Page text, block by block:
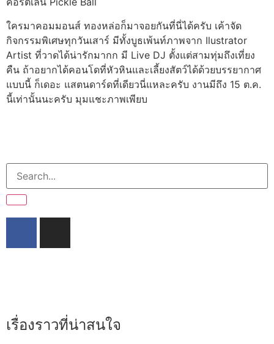
​ใครมาคอมมอนส์ ทองหล่อก็มาจอยกันที่นี่ได้ครับ เค้าจัด
กิจกรรมพิเศษทุกวันเสาร์ มีทั้งบูธเพ้นท์ภาพจาก Ilustrator
Artist ที่วาดได้น่ารักมากก มี Live DJ ตั้งแต่สามทุ่มถึงเที่ยง
คืน ถ้าอยากได้คอนโดที่หัวหินและเลี้ยงสัตว์ได้ด้วยบรรยากาศ
แบบนี้ ก็เดอะ แสตนดาร์ดที่เดียวนี่แหละครับ งานมีถึง 15 ต.ค.
นี้เท่านั้นนะครับ มุมแชะภาพเพียบ
เรื่องราวที่น่าสนใจ